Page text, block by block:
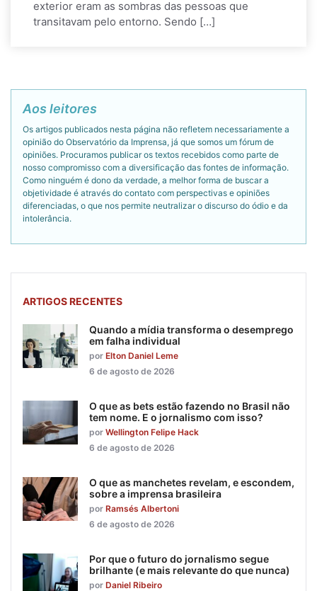
exterior eram as sombras das pessoas que
transitavam pelo entorno. Sendo […]
Aos leitores
Os artigos publicados nesta página não refletem necessariamente a
opinião do Observatório da Imprensa, já que somos um fórum de
opiniões. Procuramos publicar os textos recebidos como parte de
nosso compromisso com a diversificação das fontes de informação.
Como ninguém é dono da verdade, a melhor forma de buscar a
objetividade é através do contato com perspectivas e opiniões
diferenciadas, o que nos permite neutralizar o discurso do ódio e da
intolerância.
ARTIGOS RECENTES
Quando a mídia transforma o desemprego
em falha individual
por Elton Daniel Leme
6 de agosto de 2026
O que as bets estão fazendo no Brasil não
tem nome. E o jornalismo com isso?
por Wellington Felipe Hack
6 de agosto de 2026
O que as manchetes revelam, e escondem,
sobre a imprensa brasileira
por Ramsés Albertoni
6 de agosto de 2026
Por que o futuro do jornalismo segue
brilhante (e mais relevante do que nunca)
por Daniel Ribeiro